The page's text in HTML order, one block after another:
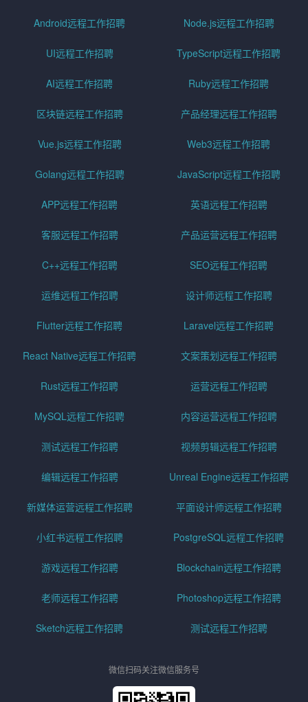
Android远程工作招聘 Node.js远程工作招聘
UI远程工作招聘 TypeScript远程工作招聘
AI远程工作招聘 Ruby远程工作招聘
区块链远程工作招聘 产品经理远程工作招聘
Vue.js远程工作招聘 Web3远程工作招聘
Golang远程工作招聘 JavaScript远程工作招聘
APP远程工作招聘 英语远程工作招聘
客服远程工作招聘 产品运营远程工作招聘
C++远程工作招聘 SEO远程工作招聘
运维远程工作招聘 设计师远程工作招聘
Flutter远程工作招聘 Laravel远程工作招聘
React Native远程工作招聘 文案策划远程工作招聘
Rust远程工作招聘 运营远程工作招聘
MySQL远程工作招聘 内容运营远程工作招聘
测试远程工作招聘 视频剪辑远程工作招聘
编辑远程工作招聘 Unreal Engine远程工作招聘
新媒体运营远程工作招聘 平面设计师远程工作招聘
小红书远程工作招聘 PostgreSQL远程工作招聘
游戏远程工作招聘 Blockchain远程工作招聘
老师远程工作招聘 Photoshop远程工作招聘
Sketch远程工作招聘 测试远程工作招聘
微信扫码关注微信服务号